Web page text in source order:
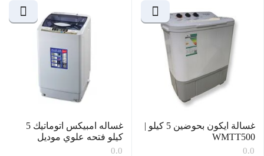
غسالة ايكون بحوضين 5 كيلو |
WMTT500
0.0
غساله امبيكس اتوماتيك 5
كيلو فتحه علوي موديل
WM0500TPW
0.0